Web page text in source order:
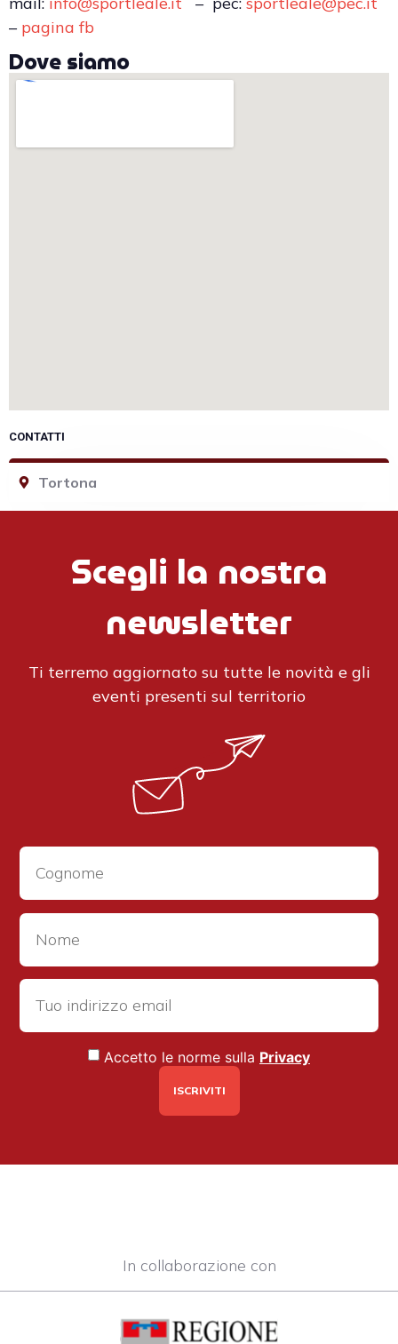
– pagina fb
Dove siamo
CONTATTI
Tortona
Scegli la nostra
newsletter
Ti terremo aggiornato su tutte le novità e gli
eventi presenti sul territorio
Accetto le norme sulla Privacy
In collaborazione con